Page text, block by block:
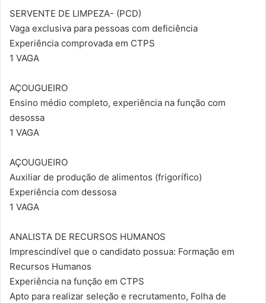
SERVENTE DE LIMPEZA- (PCD)
Vaga exclusiva para pessoas com deficiência
Experiência comprovada em CTPS
1 VAGA
AÇOUGUEIRO
Ensino médio completo, experiência na função com
desossa
1 VAGA
AÇOUGUEIRO
Auxiliar de produção de alimentos (frigorífico)
Experiência com dessosa
1 VAGA
ANALISTA DE RECURSOS HUMANOS
Imprescindível que o candidato possua: Formação em
Recursos Humanos
Experiência na função em CTPS
Apto para realizar seleção e recrutamento, Folha de